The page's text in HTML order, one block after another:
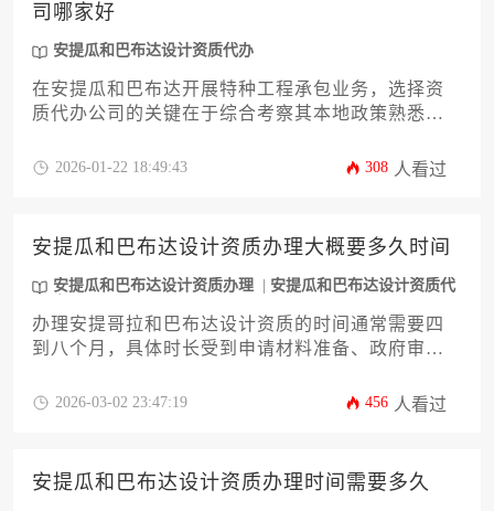
司哪家好
安提瓜和巴布达设计资质代办
在安提瓜和巴布达开展特种工程承包业务，选择资
质代办公司的关键在于综合考察其本地政策熟悉
度。优质代办机构应具备对当地建筑法规的精准解
模。
2026-01-22 18:49:43 308 人看过
安提瓜和巴布达设计资质办理大概要多久时间
安提瓜和巴布达设计资质办理
安提瓜和巴布达设计资质代
办理安提哥拉和巴布达设计资质的时间通常需要四
到八个月，具体时长受到申请材料准备、政府审批
种因素的综合影响。
2026-03-02 23:47:19 456 人看过
安提瓜和巴布达设计资质办理时间需要多久